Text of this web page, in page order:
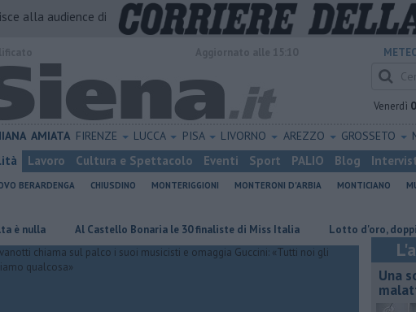
alla audience di
Venerdì
AMIATA FIRENZE LUCCA PISA LIVORNO AREZZO GROSSETO
Lavoro Cultura e Spettacolo Eventi Sport PALIO Blog
BERARDENGA CHIUSDINO MONTERIGGIONI MONTERONI D'ARBIA MONTICIANO
Al Castello Bonaria le 30 finaliste di Miss Italia Lotto d'oro, doppia
Una